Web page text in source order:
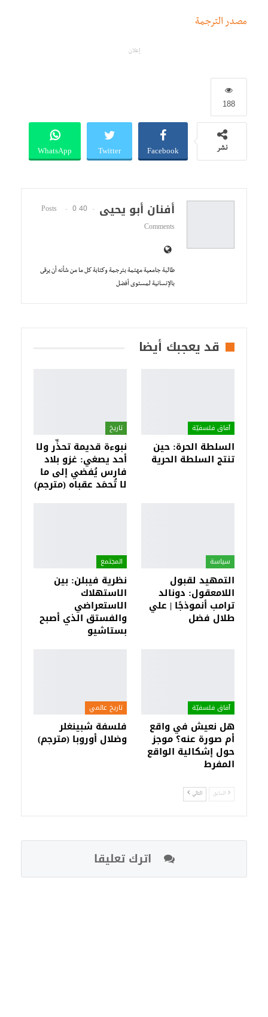
مصدر الترجمة
إعلان
188
نشر Facebook
Twitter
WhatsApp
أفنان أبو يحيى 40 Posts
0
Comments
طالبة جامعية مهتمة بترجمة وكتابة كل ما من شأنه أن يرقى
بالإنسانية لمستوى أفضل
قد يعجبك أيضا
آفاق فلسفيّة‎
السلطة الحرة: حين
تنتج السلطة الحرية
تاريخ
نبوءة قديمة تحذِّر ولا
أحد يصغي: غزو بلاد
فارس يُفضي إلى ما
لا تُحمَد عقباه (مترجم)
سياسة
التمهيد لقبول
اللامعقول: دونالد
ترامب أنموذجًا | علي
طلال فضل
المجتمع
نظرية فيبلن: بين
الاستهلاك
الاستعراضي
والفستق الذي أصبح
بستاشيو
آفاق فلسفيّة‎
هل نعيش في واقع
أم صورة عنه؟ موجز
حول إشكالية الواقع
المفرط
تاريخ عالمي
فلسفة شبينغلر
وضلال أوروبا (مترجم)
السابق التالي
اترك تعليقا